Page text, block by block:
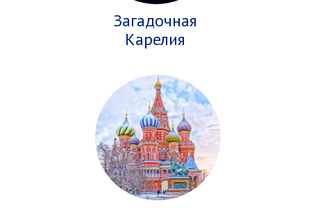
Загадочная
Карелия